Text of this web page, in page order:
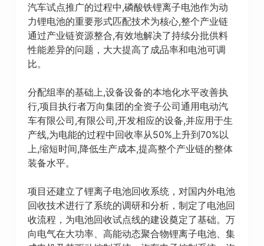
汽车试点推广的过程中,磷酸铁锂离子电池作为动
力锂电池的重要形式匹配技术为核心,整个产业链
通过产业链资源整合,有效地解决了持续分批供料
性能差异的问题，大大提高了成品率和电池可调
比。
分配组率的基础上,设备设备的本地化水平改善执
行,项目执行者万向集团的全资子公司通用电动汽
车有限公司,有限公司,开发相应的设备,并应用于生
产线,为电能的过程中回收率从50%上升到70%以
上,缩短时间,降低生产成本,提高整个产业链的整体
装备水平。
项目还建立了锂离子电池回收系统，对国内外电池
回收技术进行了系统的调研和分析，制定了电池回
收流程，为电池回收试点线的建设奠定了基础。万
向电气在大功率、高能动态聚合物锂离子电池、集